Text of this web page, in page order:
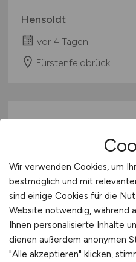
Hensoldt
vor 4 Tagen
Fürstenfeldbrück
Consultant(m/
Finanzchef24 GmbH
Wir verwenden Cookies, um
bestmöglich und mit
sind einige Cookies für die
Website notwendig, während
Ihnen personalisierte Inhalte
dienen außerdem anonymen
"Alle akzeptieren" klicken,